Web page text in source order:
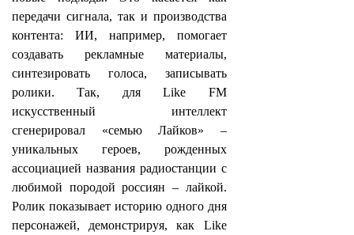
передачи сигнала, так и производства
контента: ИИ, например, помогает
создавать рекламные материалы,
синтезировать голоса, записывать
ролики. Так, для Like FM
искусственный интеллект
сгенерировал «семью Лайков» –
уникальных героев, рожденных
ассоциацией названия радиостанции с
любимой породой россиян – лайкой.
Ролик показывает историю одного дня
персонажей, демонстрируя, как Like